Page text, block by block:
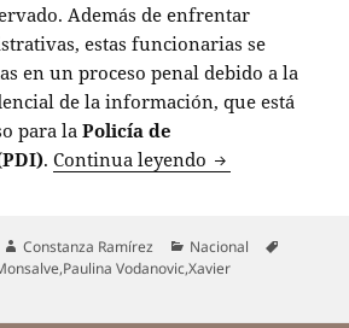
Además de enfrentar
estas funcionarias se
en un proceso penal debido a la
de la información, que está
para laPolicía de
.Continua leyendo Desvinculan a
Autor
Constanza Ramírez Categorías
Nacional
,Paulina Vodanovic,Xavier